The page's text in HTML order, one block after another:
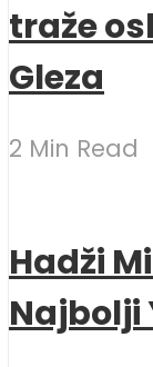
traže
Gleza
2 Min Read
Hadži
Najbolji